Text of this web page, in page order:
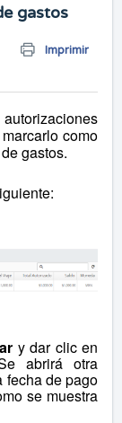
gastos
Imprimir
como
gastos.
y dar clic en
abrirá otra
fecha de pago
se muestra